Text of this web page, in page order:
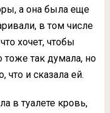
а она была еще
в том числе
хочет, чтобы
так думала, но
что и сказала ей.
в туалете кровь,